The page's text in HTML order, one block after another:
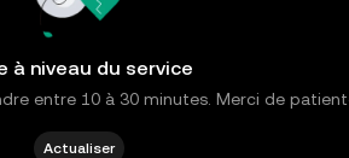
à niveau du service
entre 10 à 30 minutes. Merci de
Actualiser